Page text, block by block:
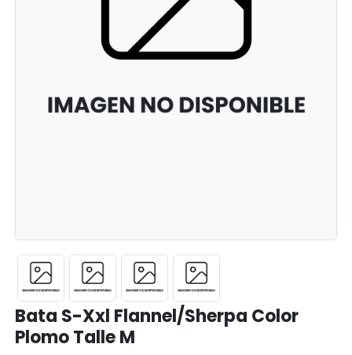
Bata S-Xxl Flannel/Sherpa Color
Plomo Talle M